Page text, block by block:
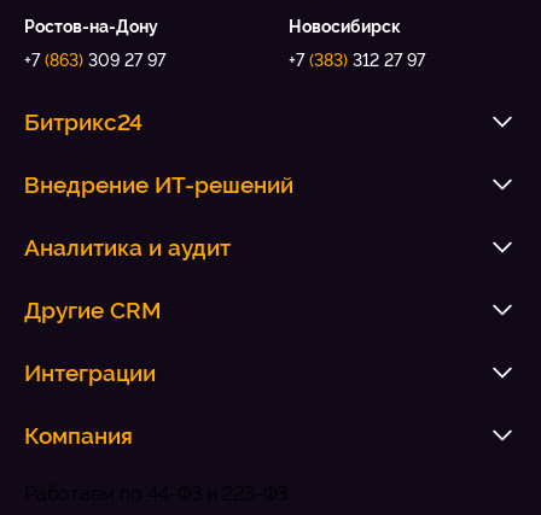
Ростов-на-Дону
+7(863) 309 27 97
Новосибирск
+7(383) 312 27 97
Битрикс24
Внедрение ИТ-решений
Аналитика и аудит
Другие CRM
Интеграции
Компания
Работаем по 44-ФЗ и 223-ФЗ